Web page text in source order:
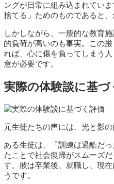
ングが日常に組み込まれてい
捨てる」ためのものであると、
しかしながら、一般的な教育
的負荷が高いのも事実。この
れば、心に傷を負ってしまう
意が必要です。
実際の体験談に基づ
元生徒たちの声には、光と影の
ある生徒は、「訓練は過酷だ
たことで社会復帰がスムーズ
す。彼は卒業後、就職し、現
うです。